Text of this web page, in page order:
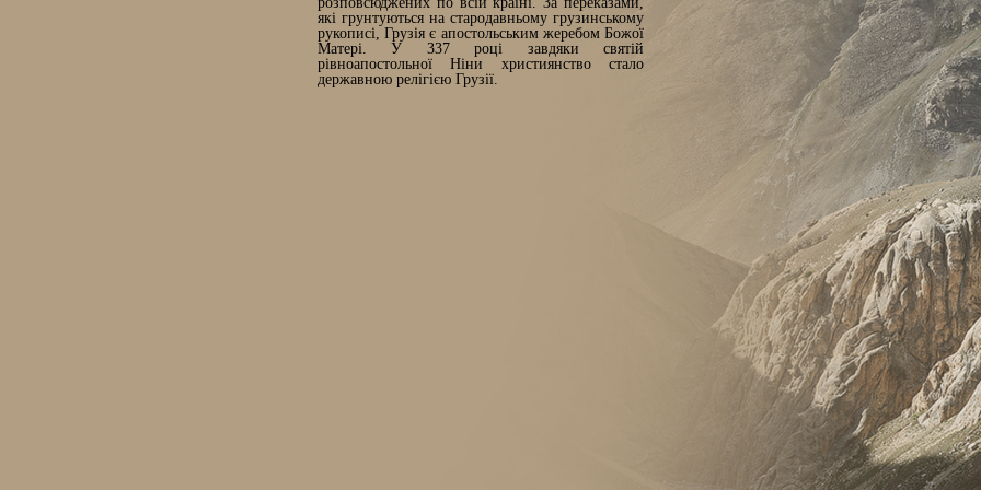
які грунтуються на стародавньому грузинському
рукописі, Грузія є апостольським жеребом Божої
Матері. У 337 році завдяки святій
рівноапостольної Ніни християнство стало
державною релігією Грузії.